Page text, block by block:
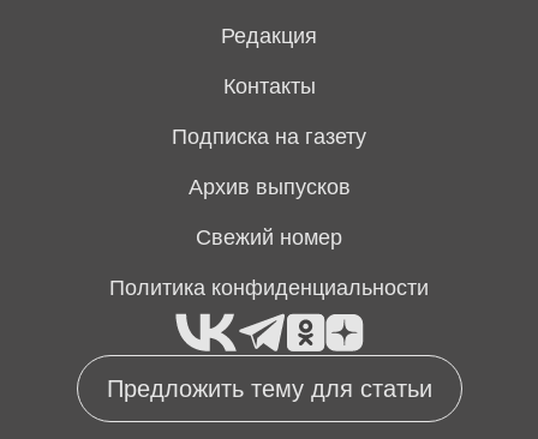
Предложить тему для статьи
Редакция
Контакты
Подписка на газету
Архив выпусков
Свежий номер
Политика конфиденциальности